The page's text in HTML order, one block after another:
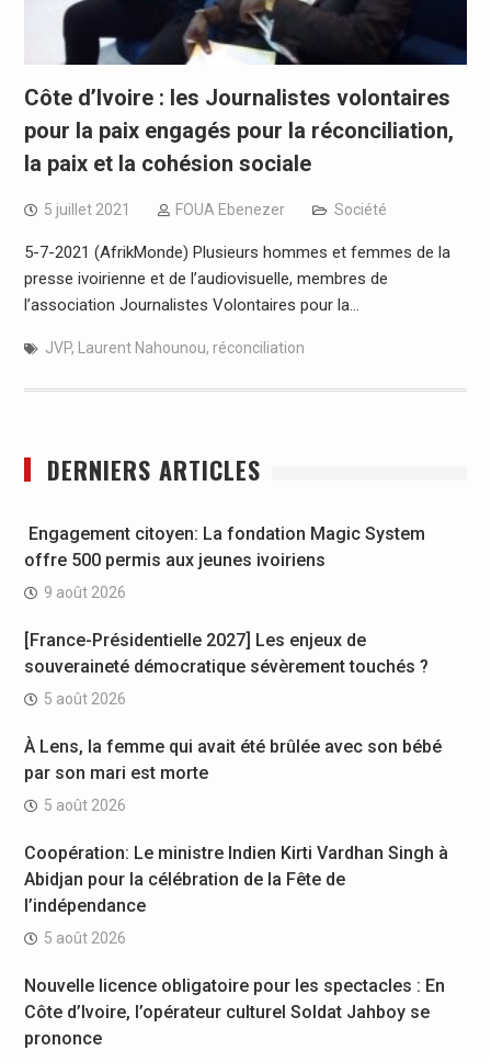
Côte d’Ivoire : les Journalistes volontaires
pour la paix engagés pour la réconciliation,
la paix et la cohésion sociale
5 juillet 2021 FOUA Ebenezer Société
5-7-2021 (AfrikMonde) Plusieurs hommes et femmes de la
presse ivoirienne et de l’audiovisuelle, membres de
l’association Journalistes Volontaires pour la…
JVP, Laurent Nahounou, réconciliation
DERNIERS ARTICLES
Engagement citoyen: La fondation Magic System
offre 500 permis aux jeunes ivoiriens
9 août 2026
[France-Présidentielle 2027] Les enjeux de
souveraineté démocratique sévèrement touchés ?
5 août 2026
À Lens, la femme qui avait été brûlée avec son bébé
par son mari est morte
5 août 2026
Coopération: Le ministre Indien Kirti Vardhan Singh à
Abidjan pour la célébration de la Fête de
l’indépendance
5 août 2026
Nouvelle licence obligatoire pour les spectacles : En
Côte d’Ivoire, l’opérateur culturel Soldat Jahboy se
prononce